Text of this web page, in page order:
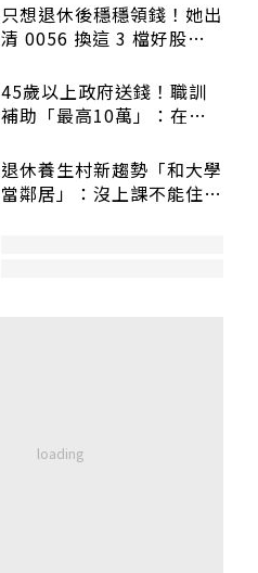
只想退休後穩穩領錢！她出
清 0056 換這 3 檔好股：
45歲以上政府送錢！職訓
補助「最高10萬」：在
退休養生村新趨勢「和大學
當鄰居」：沒上課不能住、